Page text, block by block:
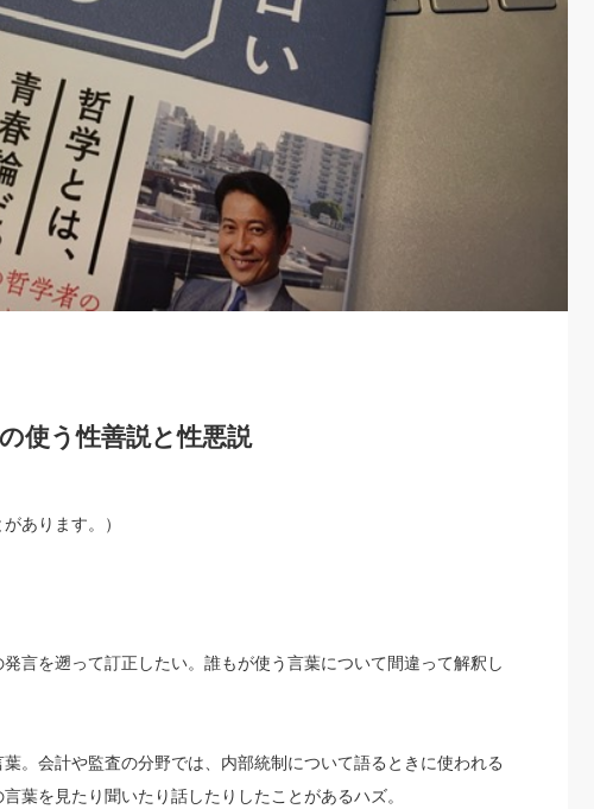
使う性善説と性悪説
があります。）
言を遡って訂正したい。誰もが使う言葉について間違って解釈し
。会計や監査の分野では、内部統制について語るときに使われる
葉を見たり聞いたり話したりしたことがあるハズ。